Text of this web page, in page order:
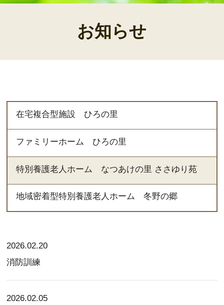
お知らせ
在宅複合型施設 ひろの里
ファミリーホーム ひろの里
特別養護老人ホーム なつあけの里 ささゆり苑
地域密着型特別養護老人ホーム 冬野の郷
2026.02.20
消防訓練
2026.02.05